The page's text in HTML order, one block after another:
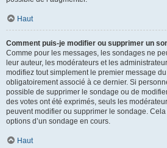
Haut
Comment puis-je modifier ou supprimer un
Comme pour les messages, les sondages ne
leur auteur, les modérateurs et les
modifiez tout simplement le premier message
obligatoirement associé à ce dernier. Si
possible de supprimer le sondage ou de
des votes ont été exprimés, seuls les
peuvent modifier ou supprimer le sondage.
options d’un sondage en cours.
Haut